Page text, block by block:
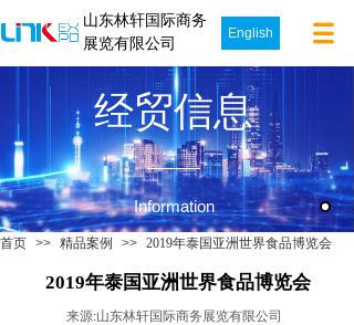
山东林轩国际商务
展览有限公司
English
经贸信息
Information
首页 >> 精品案例 >> 2019年泰国亚洲世界食品博览会
2019年泰国亚洲世界食品博览会
来源:山东林轩国际商务展览有限公司